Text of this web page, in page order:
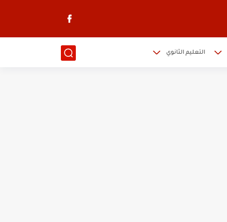
التعليم الثانوي